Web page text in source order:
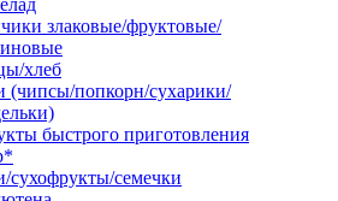
злаковые/фруктовые/
хлеб
(чипсы/попкорн/сухарики/
быстрого приготовления
сухофрукты/семечки